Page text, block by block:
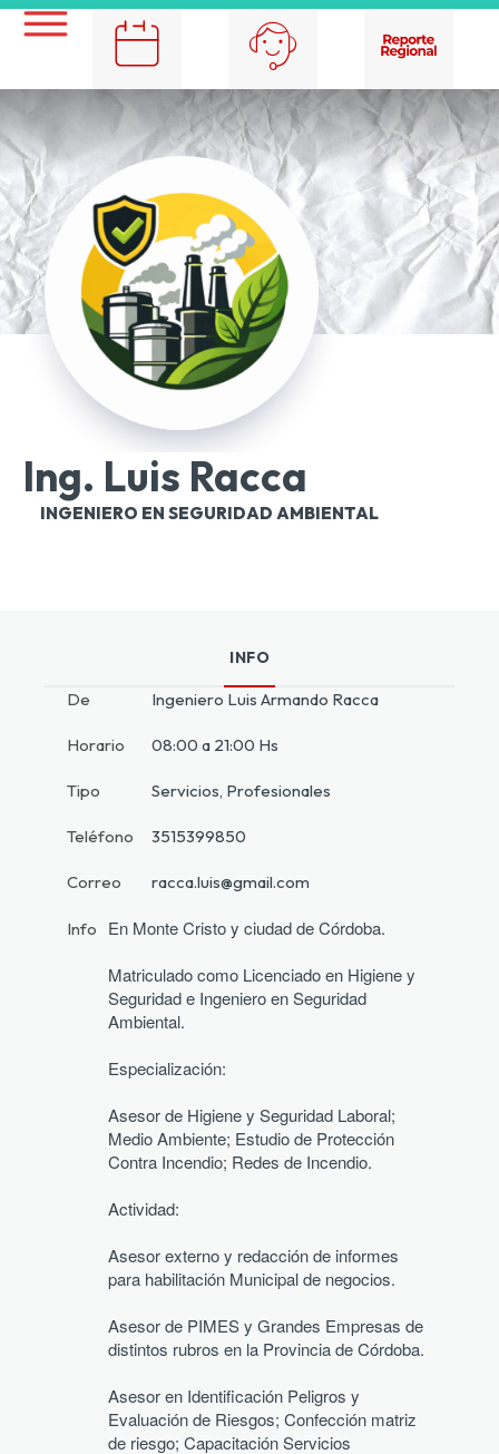
Ing. Luis Racca
INGENIERO EN SEGURIDAD AMBIENTAL
INFO
De Ingeniero Luis Armando Racca
Horario 08:00 a 21:00 Hs
Tipo Servicios, Profesionales
Teléfono 3515399850
Correo racca.luis@gmail.com
Info
En Monte Cristo y ciudad de Córdoba.
Matriculado como Licenciado en Higiene y
Seguridad e Ingeniero en Seguridad
Ambiental.
Especialización:
Asesor de Higiene y Seguridad Laboral;
Medio Ambiente; Estudio de Protección
Contra Incendio; Redes de Incendio.
Actividad:
Asesor externo y redacción de informes
para habilitación Municipal de negocios.
Asesor de PIMES y Grandes Empresas de
distintos rubros en la Provincia de Córdoba.
Asesor en Identificación Peligros y
Evaluación de Riesgos; Confección matriz
de riesgo; Capacitación Servicios